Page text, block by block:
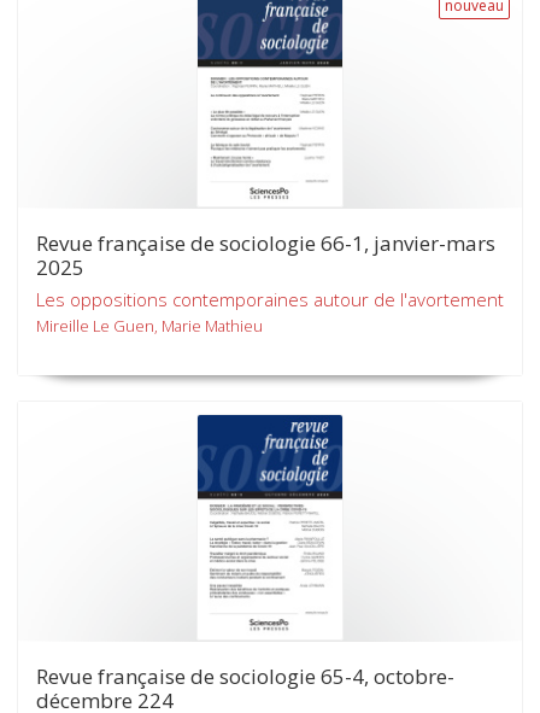
nouveau
Revue française de sociologie 66-1, janvier-mars
2025
Les oppositions contemporaines autour de l'avortement
Mireille Le Guen, Marie Mathieu
Revue française de sociologie 65-4, octobre-
décembre 224